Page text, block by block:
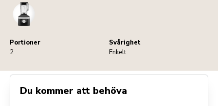
Blender
Portioner
2
Svårighet
Enkelt
Du kommer att behöva